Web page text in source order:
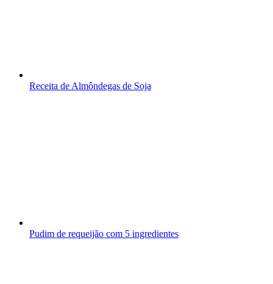
Receita de Almôndegas de Soja
Pudim de requeijão com 5 ingredientes